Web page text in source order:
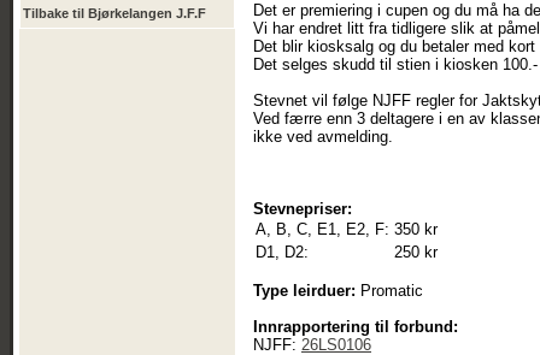
Tilbake til Bjørkelangen J.F.F
Det er premiering i cupen og du må ha
Vi har endret litt fra tidligere slik at
Det blir kiosksalg og du betaler med kort
Det selges skudd til stien i kiosken
Stevnet vil følge NJFF regler for
Ved færre enn 3 deltagere i en av
ikke ved avmelding.
Stevnepriser:
A, B, C, E1, E2, F: 350 kr
D1, D2:
250 kr
Type leirduer: Promatic
Innrapportering til forbund:
NJFF: 26LS0106